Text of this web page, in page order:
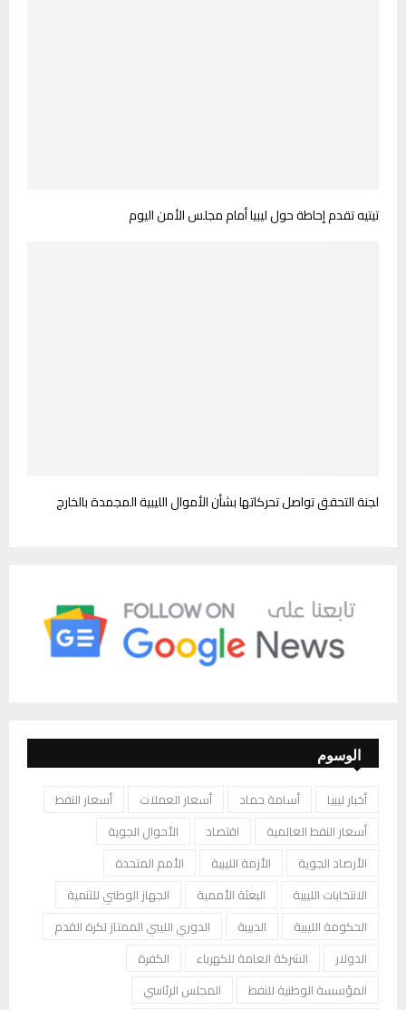
تيتيه تقدم إحاطة حول ليبيا أمام مجلس الأمن اليوم
لجنة التحقق تواصل تحركاتها بشأن الأموال الليبية المجمدة بالخارج
الوسوم
أخبار ليبيا أسامة حماد أسعار العملات
أسعار النفط
أسعار النفط العالمية
اقتصاد
الأحوال الجوية
الأرصاد الجوية
الأزمة الليبية
الأمم المتحدة
الانتخابات الليبية
البعثة الأممية
الجهاز الوطني للتنمية
الحكومة الليبية
الدبيبة
الدوري الليبي الممتاز لكرة القدم
الدولار
الشركة العامة للكهرباء
الكفرة
المؤسسة الوطنية للنفط
المجلس الرئاسي